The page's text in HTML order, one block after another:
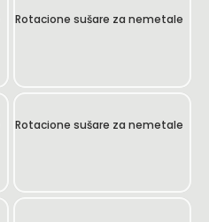
Rotacione sušare za nemetale
Rotacione sušare za nemetale